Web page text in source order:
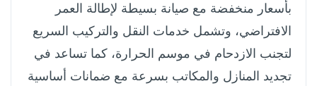
بأسعار منخفضة مع صيانة بسيطة لإطالة العمر
الافتراضي، وتشمل خدمات النقل والتركيب السريع
لتجنب الازدحام في موسم الحرارة، كما تساعد في
تجديد المنازل والمكاتب بسرعة مع ضمانات أساسية